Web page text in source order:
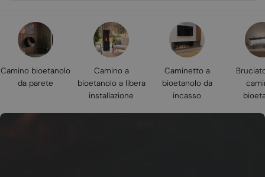
Camino bioetanolo
da parete
Camino a
bioetanolo a libera
installazione
Caminetto a
bioetanolo da
incasso